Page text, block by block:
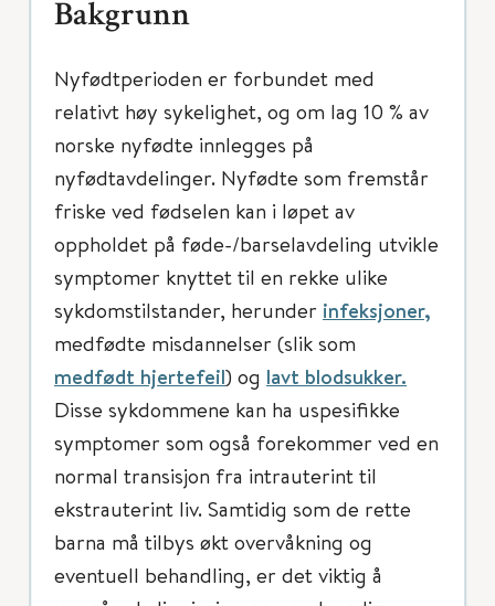
Bakgrunn
Nyfødtperioden er forbundet med
relativt høy sykelighet, og om lag 10 % av
norske nyfødte innlegges på
nyfødtavdelinger. Nyfødte som fremstår
friske ved fødselen kan i løpet av
oppholdet på føde-/barselavdeling utvikle
symptomer knyttet til en rekke ulike
sykdomstilstander, herunder infeksjoner,
medfødte misdannelser (slik som
medfødt hjertefeil) og lavt blodsukker.
Disse sykdommene kan ha uspesifikke
symptomer som også forekommer ved en
normal transisjon fra intrauterint til
ekstrauterint liv. Samtidig som de rette
barna må tilbys økt overvåkning og
eventuell behandling, er det viktig å